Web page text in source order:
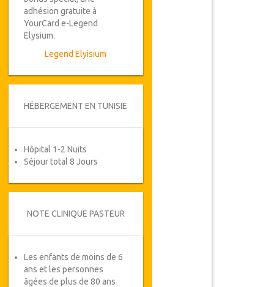
adhésion gratuite à
YourCard e-Legend
Elysium.
Legend Elyisium
HÉBERGEMENT EN TUNISIE
Hôpital 1-2 Nuits
Séjour total 8 Jours
NOTE CLINIQUE PASTEUR
Les enfants de moins de 6
ans et les personnes
âgées de plus de 80 ans